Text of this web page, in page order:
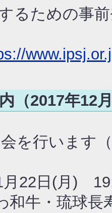
るための事
（2017年12
を行います
月22日(月)
和牛・琉球